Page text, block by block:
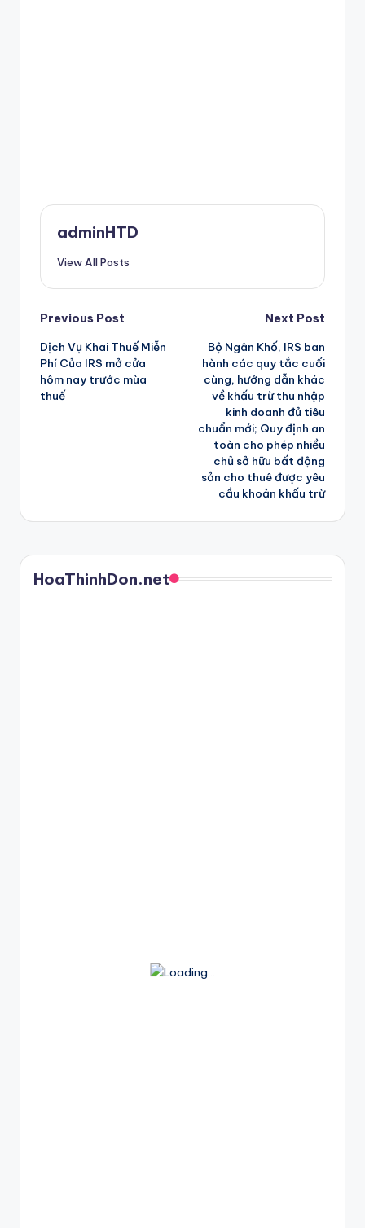
adminHTD
View All Posts
Post
navigation
Previous Post
Dịch Vụ Khai Thuế Miễn
Phí Của IRS mở cửa
hôm nay trước mùa
thuế
Next Post
Bộ Ngân Khố, IRS ban
hành các quy tắc cuối
cùng, hướng dẫn khác
về khấu trừ thu nhập
kinh doanh đủ tiêu
chuẩn mới; Quy định an
toàn cho phép nhiều
chủ sở hữu bất động
sản cho thuê được yêu
cầu khoản khấu trừ
HoaThinhDon.net